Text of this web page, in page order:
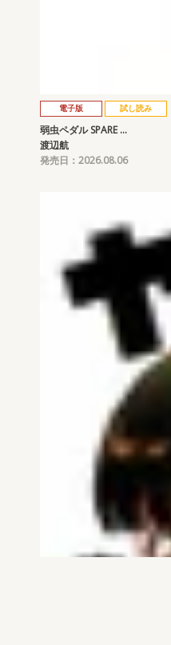
電子版 試し読み
弱虫ペダル SPARE …
渡辺航
発売日：2026.08.06